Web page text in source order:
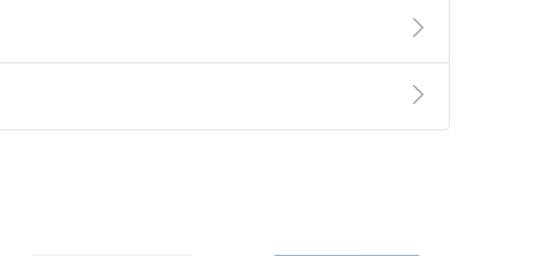
第2條第5款之規定，「非以有形媒介提供之數位